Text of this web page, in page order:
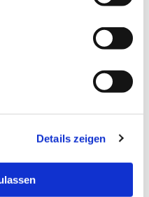
Details zeigen